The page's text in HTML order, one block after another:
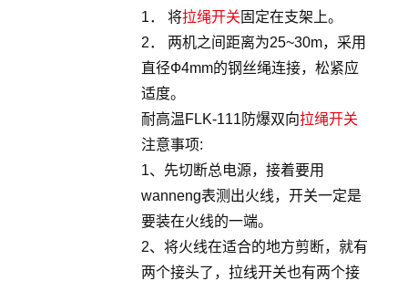
1． 将拉绳开关 固定在支架上。
2． 两机之间距离为25~30m，采用
直径Ф4mm的钢丝绳连接，松紧应
适度。
耐高温FLK-111防爆双向拉绳开关
注意事项:
1、先切断总电源，接着要用
wanneng表测出火线，开关一定是
要装在火线的一端。
2、将火线在适合的地方剪断，就有
两个接头了，拉线开关也有两个接